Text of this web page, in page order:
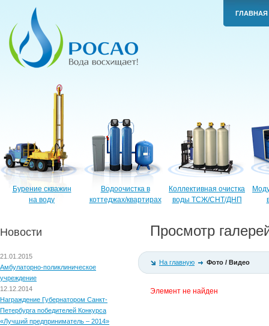
ГЛАВНАЯ
Бурение скважин
на воду
Водоочистка в
коттеджах/квартирах
Коллективная очистка
воды ТСЖ/СНТ/ДНП
Новости
21.01.2015
Амбулаторно-поликлиническое
учреждение
12.12.2014
Награждение Губернатором Санкт-
Петербурга победителей Конкурса
«Лучший предприниматель – 2014»
Просмотр
На главную Фото / Видео
Элемент не найден